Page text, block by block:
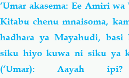
‘Umar akasema: Ee Amiri
Kitabu chenu mnaisoma,
hadhara ya Mayahudi, basi
siku hiyo kuwa ni siku ya
(‘Umar): Aayah